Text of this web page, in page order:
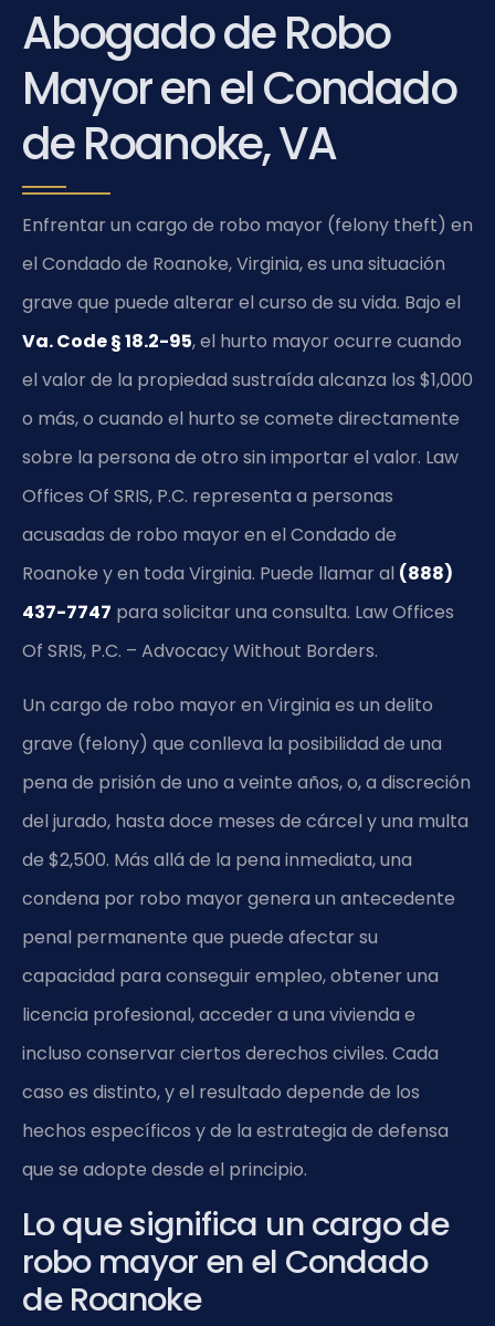
Abogado de Robo
Mayor en el Condado
de Roanoke, VA
Enfrentar un cargo de robo mayor (felony theft) en
el Condado de Roanoke, Virginia, es una situación
grave que puede alterar el curso de su vida. Bajo el
Va. Code § 18.2-95, el hurto mayor ocurre cuando
el valor de la propiedad sustraída alcanza los $1,000
o más, o cuando el hurto se comete directamente
sobre la persona de otro sin importar el valor. Law
Offices Of SRIS, P.C. representa a personas
acusadas de robo mayor en el Condado de
Roanoke y en toda Virginia. Puede llamar al (888)
437-7747 para solicitar una consulta. Law Offices
Of SRIS, P.C. – Advocacy Without Borders.
Un cargo de robo mayor en Virginia es un delito
grave (felony) que conlleva la posibilidad de una
pena de prisión de uno a veinte años, o, a discreción
del jurado, hasta doce meses de cárcel y una multa
de $2,500. Más allá de la pena inmediata, una
condena por robo mayor genera un antecedente
penal permanente que puede afectar su
capacidad para conseguir empleo, obtener una
licencia profesional, acceder a una vivienda e
incluso conservar ciertos derechos civiles. Cada
caso es distinto, y el resultado depende de los
hechos específicos y de la estrategia de defensa
que se adopte desde el principio.
Lo que significa un cargo de
robo mayor en el Condado
de Roanoke